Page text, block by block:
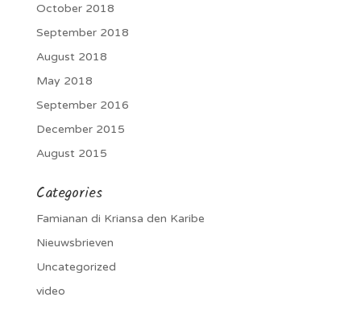
October 2018
September 2018
August 2018
May 2018
September 2016
December 2015
August 2015
Categories
Famianan di Kriansa den Karibe
Nieuwsbrieven
Uncategorized
video